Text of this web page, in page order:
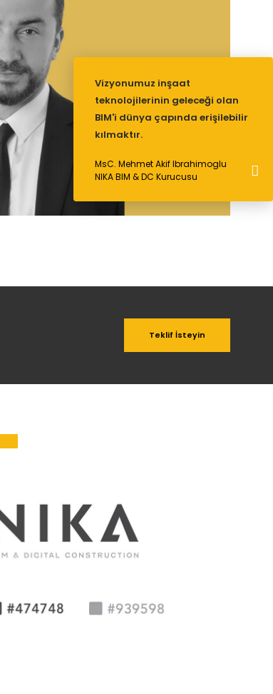
Vizyonumuz inşaat
teknolojilerinin geleceği olan
BIM'i dünya çapında erişilebilir
kılmaktır.
MsC. Mehmet Akif Ibrahimoglu
NIKA BIM & DC Kurucusu
Teklif İsteyin